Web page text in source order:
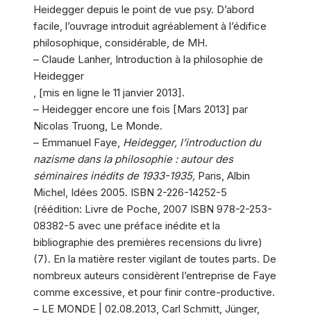
Heidegger depuis le point de vue psy. D’abord
facile, l’ouvrage introduit agréablement à l’édifice
philosophique, considérable, de MH.
– Claude Lanher, Introduction à la philosophie de
Heidegger
, [mis en ligne le 11 janvier 2013].
– Heidegger encore une fois [Mars 2013] par
Nicolas Truong, Le Monde.
– Emmanuel Faye, Heidegger, l’introduction du
nazisme dans la philosophie : autour des
séminaires inédits de 1933-1935, Paris, Albin
Michel, Idées 2005. ISBN 2-226-14252-5
(réédition: Livre de Poche, 2007 ISBN 978-2-253-
08382-5 avec une préface inédite et la
bibliographie des premières recensions du livre)
(7). En la matière rester vigilant de toutes parts. De
nombreux auteurs considèrent l’entreprise de Faye
comme excessive, et pour finir contre-productive.
– LE MONDE | 02.08.2013, Carl Schmitt, Jünger,